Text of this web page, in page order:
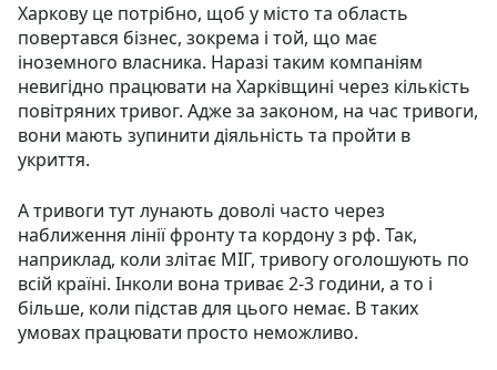
Харкову це потрібно, щоб у місто та область
повертався бізнес, зокрема і той, що має
іноземного власника. Наразі таким компаніям
невигідно працювати на Харківщині через кількість
повітряних тривог. Адже за законом, на час тривоги,
вони мають зупинити діяльність та пройти в
укриття.
А тривоги тут лунають доволі часто через
наближення лінії фронту та кордону з рф. Так,
наприклад, коли злітає МІГ, тривогу оголошують по
всій країні. Інколи вона триває 2-3 години, а то і
більше, коли підстав для цього немає. В таких
умовах працювати просто неможливо.